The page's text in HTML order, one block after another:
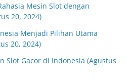
Mesin Slot dengan
20, 2024)
Menjadi Pilihan Utama
20, 2024)
Slot Gacor di Indonesia (Agustus